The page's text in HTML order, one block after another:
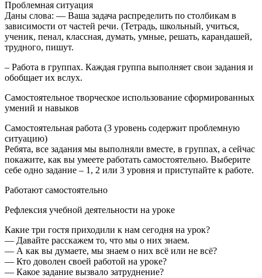
Проблемная ситуация
Даны слова: — Ваша задача распределить по столбикам в
зависимости от частей речи. (Тетрадь, школьный, учиться,
ученик, пенал, классная, думать, умные, решать, карандашей,
трудного, пишут.
– Работа в группах. Каждая группа выполняет свои задания и
обобщает их вслух.
Самостоятельное творческое использование сформированных
умений и навыков
Самостоятельная работа (3 уровень содержит проблемную
ситуацию)
Ребята, все задания мы выполняли вместе, в группах, а сейчас
покажите, как вы умеете работать самостоятельно. Выберите
себе одно задание – 1, 2 или 3 уровня и приступайте к работе.
Работают самостоятельно
Рефлексия учебной деятельности на уроке
Какие три гостя приходили к нам сегодня на урок?
— Давайте расскажем то, что мы о них знаем.
— А как вы думаете, мы знаем о них всё или не всё?
— Кто доволен своей работой на уроке?
— Какое задание вызвало затруднение?